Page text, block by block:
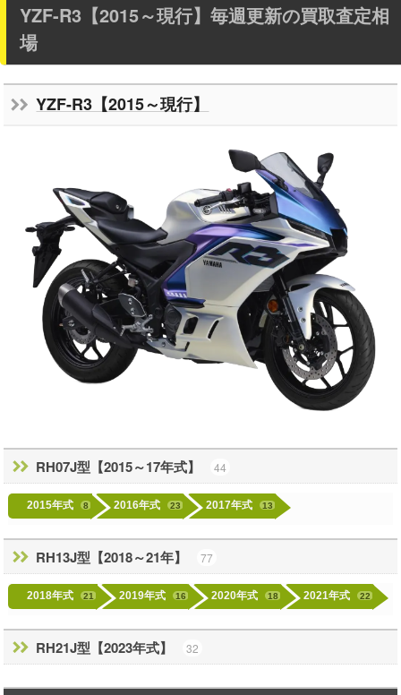
YZF-R3【2015～現行】毎週更新の買取査定相
場
YZF-R3【2015～現行】
RH07J型【2015～17年式】 44
2015年式 8 2016年式 23 2017年式 13
RH13J型【2018～21年】 77
2018年式 21 2019年式 16 2020年式 18 2021年式 22
RH21J型【2023年式】 32